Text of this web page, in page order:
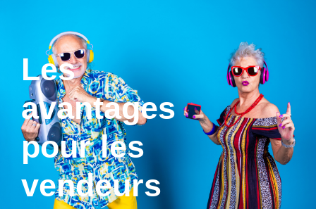
Les
avantages
pour les
vendeurs